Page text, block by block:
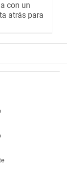
con un
atrás para